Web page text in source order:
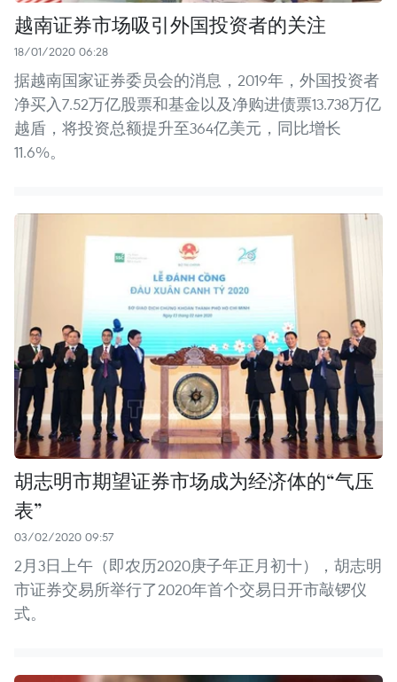
越南证券市场吸引外国投资者的关注
18/01/2020 06:28
据越南国家证券委员会的消息，2019年，外国投资者
净买入7.52万亿股票和基金以及净购进债票13.738万亿
越盾，将投资总额提升至364亿美元，同比增长
11.6%。
胡志明市期望证券市场成为经济体的“气压
表”
03/02/2020 09:57
2月3日上午（即农历2020庚子年正月初十），胡志明
市证券交易所举行了2020年首个交易日开市敲锣仪
式。